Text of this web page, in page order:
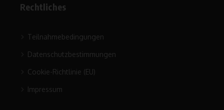
Rechtliches
Teilnahmebedingungen
Datenschutzbestimmungen
Cookie-Richtlinie (EU)
Impressum